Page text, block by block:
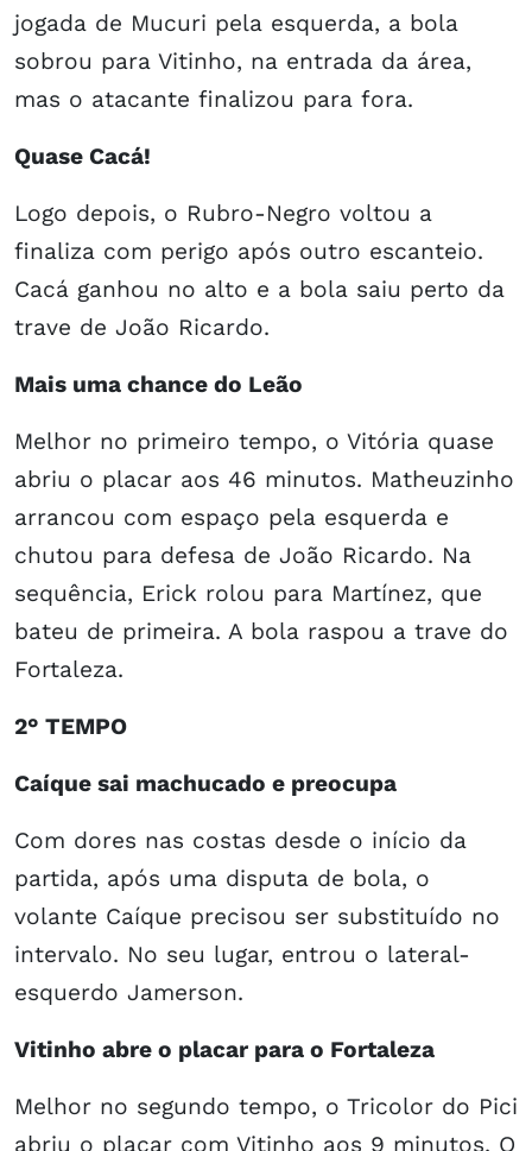
jogada de Mucuri pela esquerda, a bola
sobrou para Vitinho, na entrada da área,
mas o atacante finalizou para fora.
Quase Cacá!
Logo depois, o Rubro-Negro voltou a
finaliza com perigo após outro escanteio.
Cacá ganhou no alto e a bola saiu perto da
trave de João Ricardo.
Mais uma chance do Leão
Melhor no primeiro tempo, o Vitória quase
abriu o placar aos 46 minutos. Matheuzinho
arrancou com espaço pela esquerda e
chutou para defesa de João Ricardo. Na
sequência, Erick rolou para Martínez, que
bateu de primeira. A bola raspou a trave do
Fortaleza.
2° TEMPO
Caíque sai machucado e preocupa
Com dores nas costas desde o início da
partida, após uma disputa de bola, o
volante Caíque precisou ser substituído no
intervalo. No seu lugar, entrou o lateral-
esquerdo Jamerson.
Vitinho abre o placar para o Fortaleza
Melhor no segundo tempo, o Tricolor do Pici
abriu o placar com Vitinho aos 9 minutos. O